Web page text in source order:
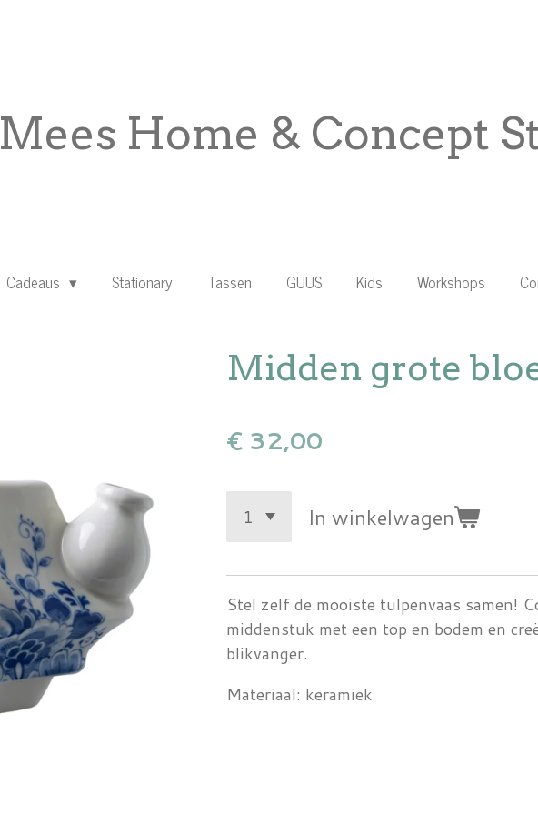
Mees Home & Concept
Cadeaus Stationary Tassen GUUS Kids Workshops
Midden grote
€ 32,00
In winkelwagen
Stel zelf de mooiste tulpenvaas samen!
middenstuk met een top en bodem en
blikvanger.
Materiaal: keramiek